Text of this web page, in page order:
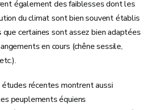
également des faiblesses dont les
du climat sont bien souvent établis
que certaines sont assez bien adaptées
en cours (chêne sessile,
études récentes montrent aussi
peuplements équiens